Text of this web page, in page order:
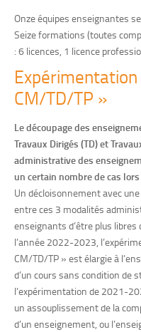
Onze équipes enseignantes
Seize formations (toutes
: 6 licences, 1 licence
CM/TD/TP »
Le découpage des
Travaux Dirigés (TD) et
administrative des
un certain nombre de cas
Un décloisonnement avec
entre ces 3 modalités
enseignants d’être plus
l’année 2022-2023,
CM/TD/TP » est élargie à
d’un cours sans condition de
l’expérimentation de 2021-
un assouplissement de la
d’un enseignement, ou